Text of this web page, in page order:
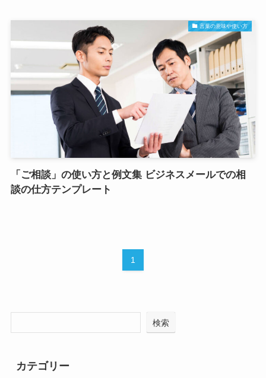
言葉の意味や使い方
「ご相談」の使い方と例文集 ビジネスメールでの相
談の仕方テンプレート
1
検索
カテゴリー